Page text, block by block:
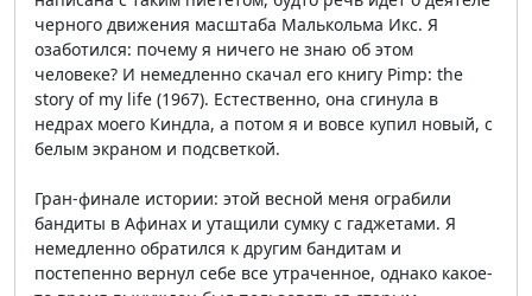
черного движения масштаба Малькольма Икс. Я
озаботился: почему я ничего не знаю об этом
человеке? И немедленно скачал его книгу Pimp: the
story of my life (1967). Естественно, она сгинула в
недрах моего Киндла, а потом я и вовсе купил новый, с
белым экраном и подсветкой.
Гран-финале истории: этой весной меня ограбили
бандиты в Афинах и утащили сумку с гаджетами. Я
немедленно обратился к другим бандитам и
постепенно вернул себе все утраченное, однако какое-